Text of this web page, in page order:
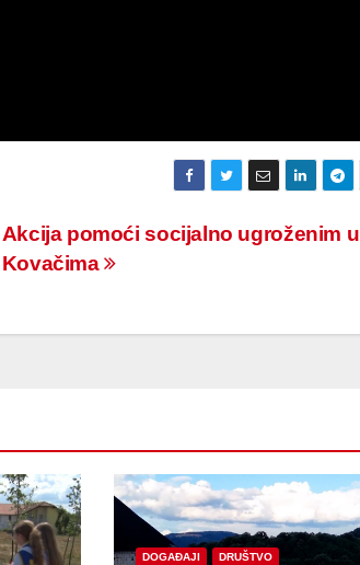
Akcija pomoći socijalno ugroženim u
Kovačima
DOGAĐAJI DRUŠTVO